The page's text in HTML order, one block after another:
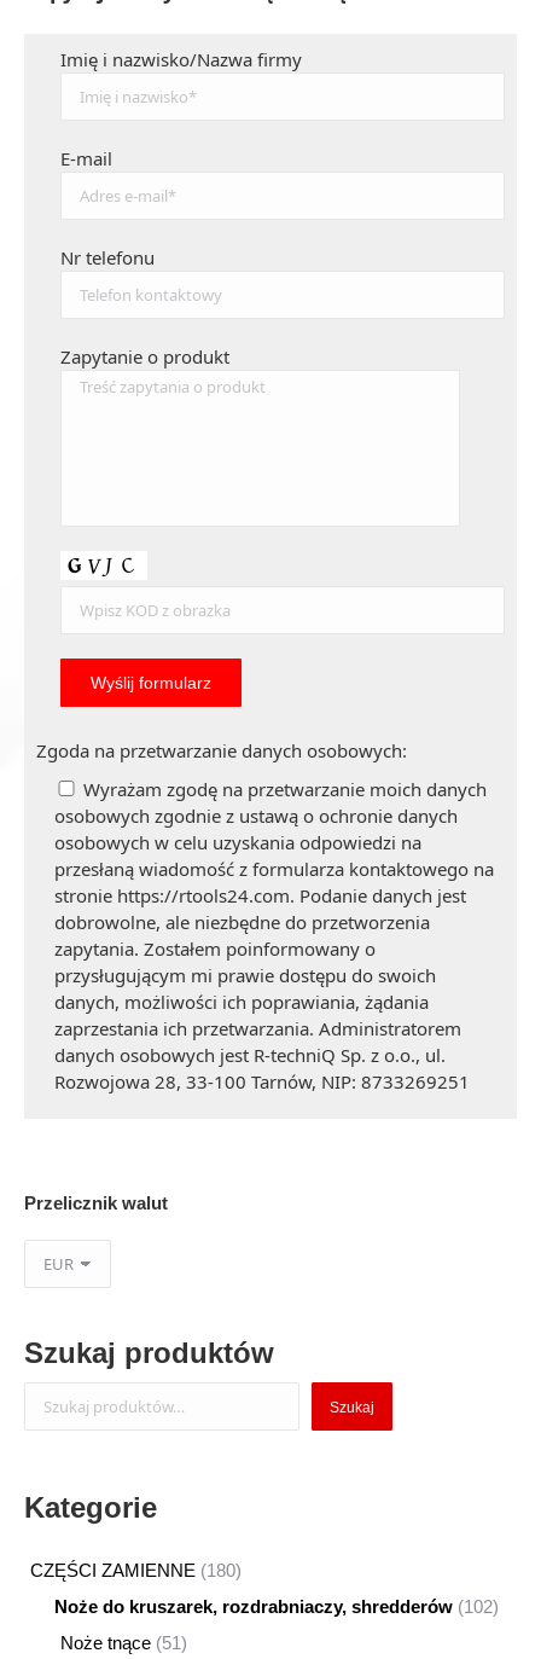
Imię i nazwisko/Nazwa firmy
E-mail
Nr telefonu
Zapytanie o produkt
Zgoda na przetwarzanie danych osobowych:
Wyrażam zgodę na przetwarzanie moich danych
osobowych zgodnie z ustawą o ochronie danych
osobowych w celu uzyskania odpowiedzi na
przesłaną wiadomość z formularza kontaktowego na
stronie https://rtools24.com. Podanie danych jest
dobrowolne, ale niezbędne do przetworzenia
zapytania. Zostałem poinformowany o
przysługującym mi prawie dostępu do swoich
danych, możliwości ich poprawiania, żądania
zaprzestania ich przetwarzania. Administratorem
danych osobowych jest R-techniQ Sp. z o.o., ul.
Rozwojowa 28, 33-100 Tarnów, NIP: 8733269251
Przelicznik walut
Szukaj produktów
Szukaj
Kategorie
CZĘŚCI ZAMIENNE 180180
produktów
Noże do kruszarek, rozdrabniaczy, shredderów 102102
Noże tnące 5151